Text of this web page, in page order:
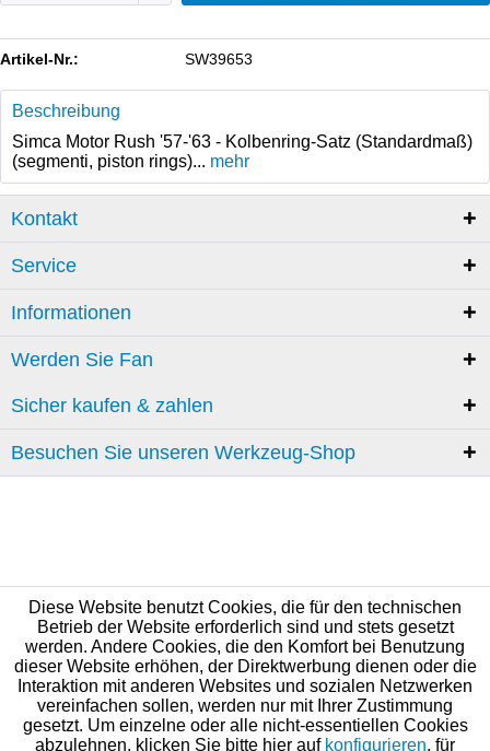
Artikel-Nr.: SW39653
Beschreibung
Simca Motor Rush '57-'63 - Kolbenring-Satz (Standardmaß)
(segmenti, piston rings)... mehr
Kontakt
Service
Informationen
Werden Sie Fan
Sicher kaufen & zahlen
Besuchen Sie unseren Werkzeug-Shop
Diese Website benutzt Cookies, die für den technischen
Betrieb der Website erforderlich sind und stets gesetzt
werden. Andere Cookies, die den Komfort bei Benutzung
dieser Website erhöhen, der Direktwerbung dienen oder die
Interaktion mit anderen Websites und sozialen Netzwerken
vereinfachen sollen, werden nur mit Ihrer Zustimmung
gesetzt. Um einzelne oder alle nicht-essentiellen Cookies
abzulehnen, klicken Sie bitte hier auf konfigurieren, für